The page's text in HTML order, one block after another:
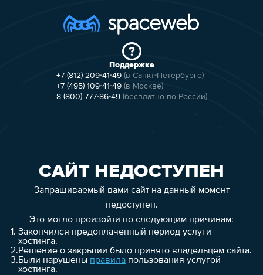
Поддержка
+7 (812) 209-41-49 (в Санкт-Петербурге)
+7 (495) 109-41-49 (в Москве)
8 (800) 777-86-49 (бесплатно по России)
САЙТ НЕДОСТУПЕН
Запрашиваемый вами сайт на данный момент
недоступен.
Это могло произойти по следующим причинам:
1. Закончился предоплаченный период услуги
хостинга.
2.Решение о закрытии было принято владельцем сайта.
3.Были нарушены правилапользования услугой
хостинга.